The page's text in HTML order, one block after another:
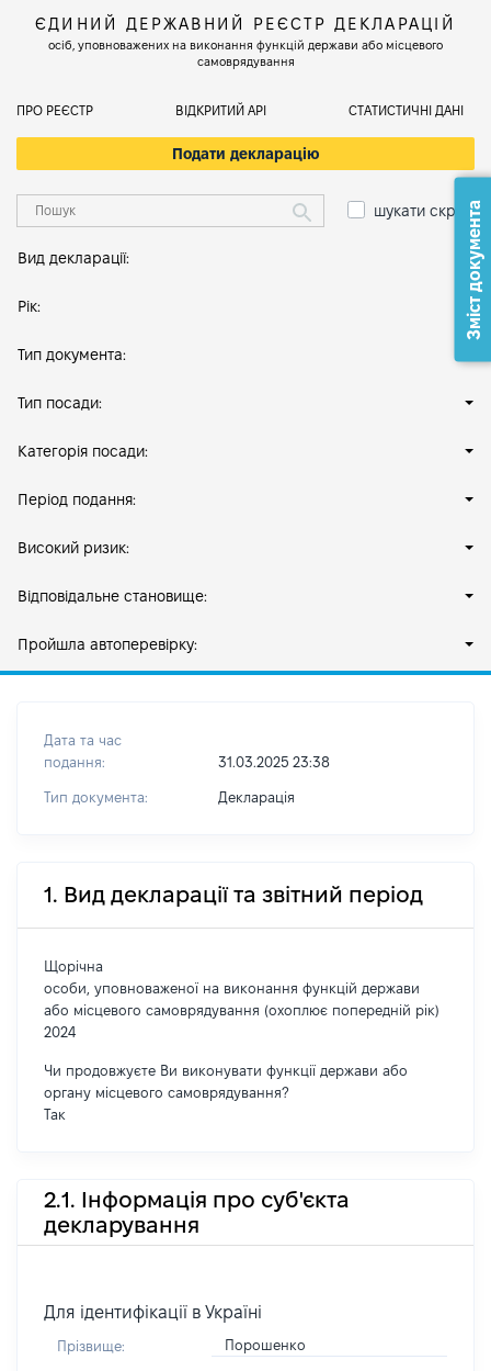
ЄДИНИЙ ДЕРЖАВНИЙ РЕЄСТР ДЕКЛАРАЦІЙ
осіб, уповноважених на виконання функцій держави або місцевого
самоврядування
ПРО РЕЄСТР ВІДКРИТИЙ АРІ СТАТИСТИЧНІ ДАНІ
Подати декларацію
шукати скрізь
Вид декларації:
Рік:
Тип документа:
Тип посади:
Категорія посади:
Період подання:
Високий ризик:
Відповідальне становище:
Пройшла автоперевірку:
Дата та час
подання:
31.03.2025 23:38
Тип документа: Декларація
1. Вид декларації та звітний період
Щорічна
особи, уповноваженої на виконання функцій держави
або місцевого самоврядування (охоплює попередній рік)
2024
Чи продовжуєте Ви виконувати функції держави або
органу місцевого самоврядування?
Так
2.1. Інформація про суб'єкта
декларування
Для ідентифікації в Україні
Прізвище: Порошенко
Зміст документа